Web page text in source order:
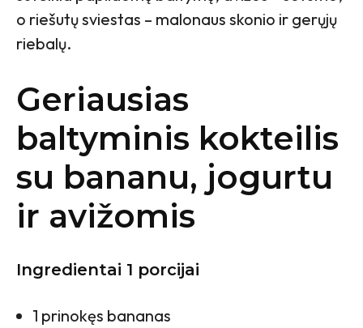
o riešutų sviestas – malonaus skonio ir gerųjų
riebalų.
Geriausias
baltyminis kokteilis
su bananu, jogurtu
ir avižomis
Ingredientai 1 porcijai
1 prinokęs bananas